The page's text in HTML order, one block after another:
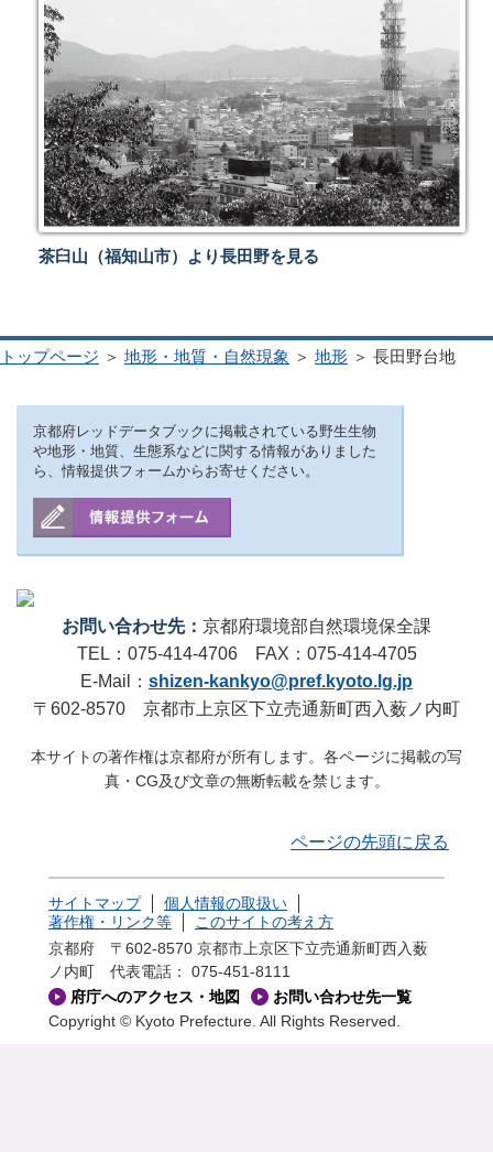
茶臼山（福知山市）より長田野を見る
トップページ ＞ 地形・地質・自然現象 ＞ 地形 ＞ 長田野台地
京都府レッドデータブックに掲載されている野生生物
や地形・地質、生態系などに関する情報がありました
ら、情報提供フォームからお寄せください。
お問い合わせ先： 京都府環境部自然環境保全課
TEL：075-414-4706 FAX：075-414-4705
E-Mail： shizen-kankyo@pref.kyoto.lg.jp
〒602-8570 京都市上京区下立売通新町西入薮ノ内町
本サイトの著作権は京都府が所有します。各ページに掲載の写
真・CG及び文章の無断転載を禁じます。
ページの先頭に戻る
サイトマップ
個人情報の取扱い
著作権・リンク等
このサイトの考え方
京都府 〒602-8570 京都市上京区下立売通新町西入薮
ノ内町
代表電話： 075-451-8111
府庁へのアクセス・地図
お問い合わせ先一覧
Copyright © Kyoto Prefecture. All Rights Reserved.